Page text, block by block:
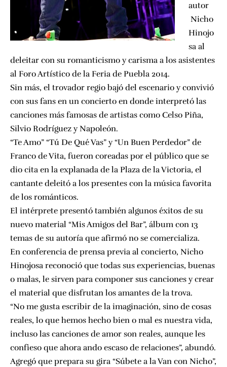
autor
Nicho
Hinojo
sa al
deleitar con su romanticismo y carisma a los asistentes
al Foro Artístico de la Feria de Puebla 2014.
Sin más, el trovador regio bajó del escenario y convivió
con sus fans en un concierto en donde interpretó las
canciones más famosas de artistas como Celso Piña,
Silvio Rodríguez y Napoleón.
“Te Amo” “Tú De Qué Vas” y “Un Buen Perdedor” de
Franco de Vita, fueron coreadas por el público que se
dio cita en la explanada de la Plaza de la Victoria, el
cantante deleitó a los presentes con la música favorita
de los románticos.
El intérprete presentó también algunos éxitos de su
nuevo material “Mis Amigos del Bar”, álbum con 13
temas de su autoría que afirmó no se comercializa.
En conferencia de prensa previa al concierto, Nicho
Hinojosa reconoció que todas sus experiencias, buenas
o malas, le sirven para componer sus canciones y crear
el material que disfrutan los amantes de la trova.
“No me gusta escribir de la imaginación, sino de cosas
reales, lo que hemos hecho bien o mal es nuestra vida,
incluso las canciones de amor son reales, aunque les
confieso que ahora ando escaso de relaciones”, abundó.
Agregó que prepara su gira “Súbete a la Van con Nicho”,